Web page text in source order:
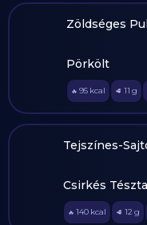
Zöldséges
Pörkölt
🔥 95 kcal 🥩 11 g
Tejszínes-
Csirkés Tészta
🔥 140 kcal 🥩 12 g